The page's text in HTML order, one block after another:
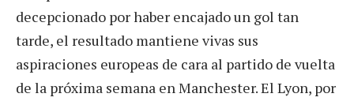
decepcionado por haber encajado un gol tan
tarde, el resultado mantiene vivas sus
aspiraciones europeas de cara al partido de vuelta
de la próxima semana en Manchester. El Lyon, por